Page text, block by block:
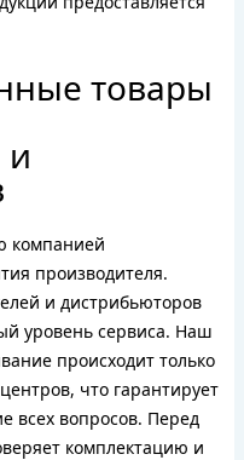
товары
и
компанией
производителя.
и дистрибьюторов
уровень сервиса. Наш
происходит только
что гарантирует
всех вопросов. Перед
комплектацию и